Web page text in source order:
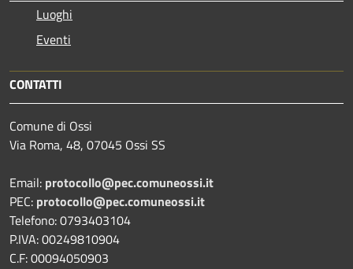
Luoghi
Eventi
CONTATTI
Comune di Ossi
Via Roma, 48, 07045 Ossi SS
Email: protocollo@pec.comuneossi.it
PEC: protocollo@pec.comuneossi.it
Telefono: 0793403104
P.IVA: 00249810904
C.F: 00094050903